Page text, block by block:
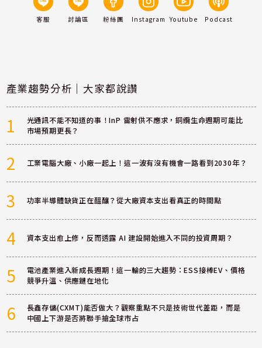
客服 討論區 粉絲團 Instagram Youtube Podcast
產業趨勢分析｜大家都說讚
1
光通訊不能不知道的事！InP 雷射供不應求，銅纜生命週期可能比
市場預期更長？
2 工業電腦大廠、小廠一起上！這一波有沒有機會一路看到2030年？
3 功率半導體缺貨正在醞釀？從大廠資本支出看真正的時間點
4 資本支出愈上修，反而透露 AI 建設開始進入不同的投資周期？
5
電池產業進入新成長週期！這一輪的三大趨勢：ESS接棒EV、價格
競爭升溫、供應鏈在地化
6
長鑫存儲(CXMT)能否做大？觀察重點不只是技術世代差距，而是
中國上下游是否將聯手搶全球市占